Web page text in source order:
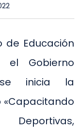
de Educación
el Gobierno
inicia la